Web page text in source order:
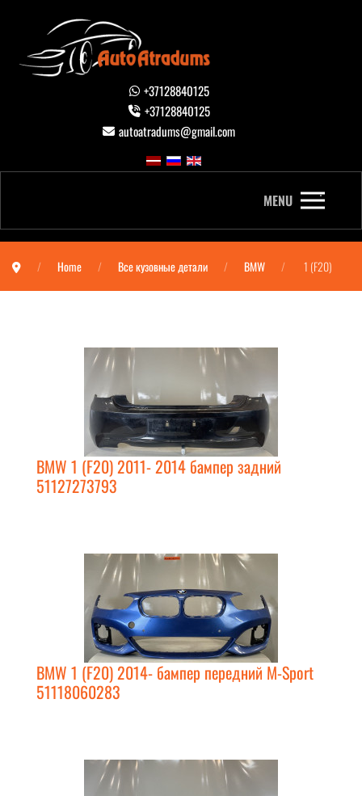
+37128840125
+37128840125
autoatradums@gmail.com
MENU
Home Все кузовные детали BMW 1 (F20)
BMW 1 (F20) 2011- 2014 бампер задний
51127273793
BMW 1 (F20) 2014- бампер передний M-Sport
51118060283